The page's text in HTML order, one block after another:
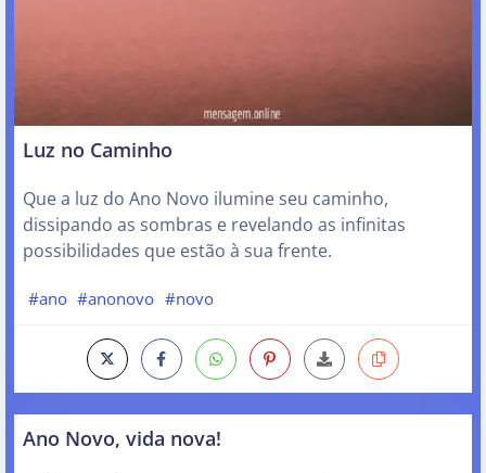
Luz no Caminho
Que a luz do Ano Novo ilumine seu caminho,
dissipando as sombras e revelando as infinitas
possibilidades que estão à sua frente.
#ano #anonovo #novo
Ano Novo, vida nova!